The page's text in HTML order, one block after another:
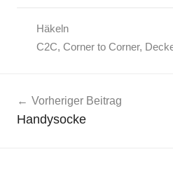
Häkeln
C2C, Corner to Corner,
Vorheriger Beitrag
Handysocke